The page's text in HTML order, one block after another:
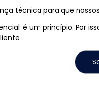
técnica para que
é um princípio. Por